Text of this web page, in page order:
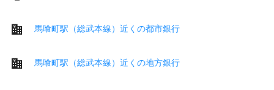
馬喰町駅（総武本線）近くの都市銀行
馬喰町駅（総武本線）近くの地方銀行